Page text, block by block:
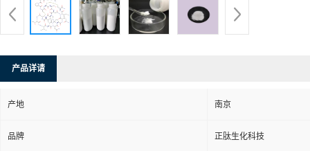
产品详请
产地 南京
品牌 正肽生化科技